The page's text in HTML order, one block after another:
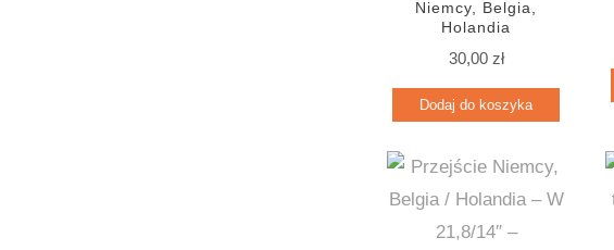
Niemcy, Belgia,
Holandia
30,00 zł
Dodaj do koszyka